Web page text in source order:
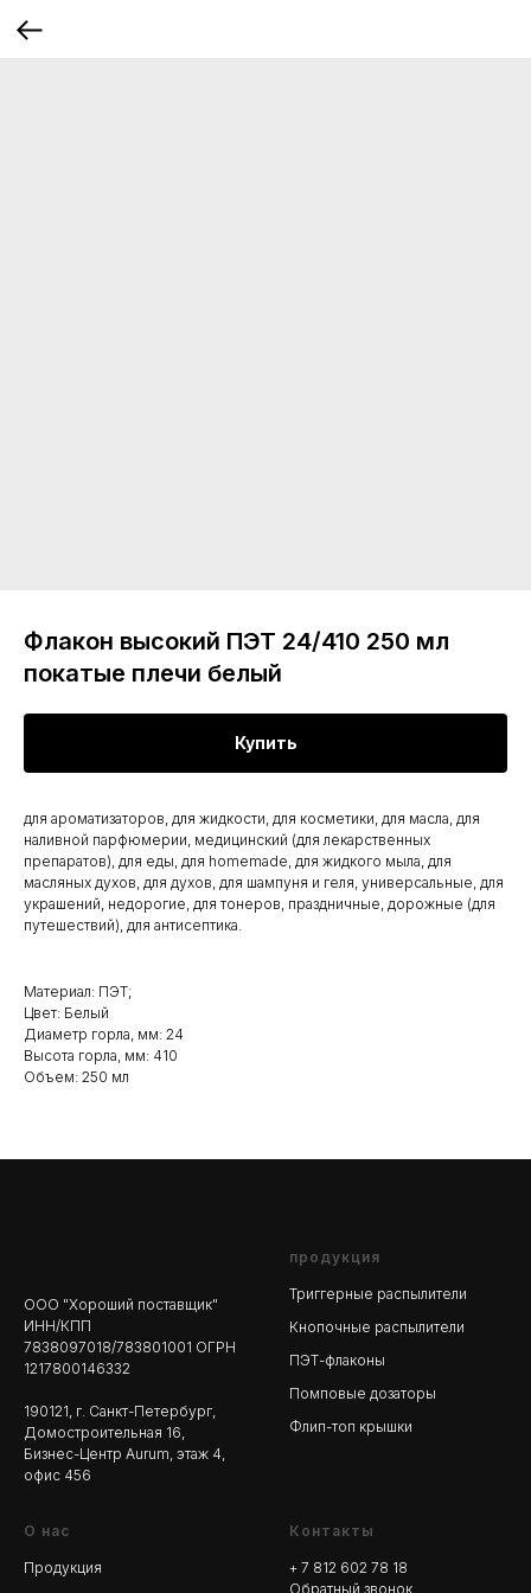
Флакон высокий ПЭТ 24/410 250 мл
покатые плечи белый
Купить
для ароматизаторов, для жидкости, для косметики, для масла, для
наливной парфюмерии, медицинский (для лекарственных
препаратов), для еды, для homemade, для жидкого мыла, для
масляных духов, для духов, для шампуня и геля, универсальные, для
украшений, недорогие, для тонеров, праздничные, дорожные (для
путешествий), для антисептика.
Материал: ПЭТ;
Цвет: Белый
Диаметр горла, мм: 24
Высота горла, мм: 410
Объем: 250 мл
ООО "Хороший поставщик"
ИНН/КПП
7838097018/783801001 ОГРН
1217800146332
190121, г. Санкт-Петербург,
Домостроительная 16,
Бизнес-Центр Aurum, этаж 4,
офис 456
продукция
Триггерные распылители
Кнопочные распылители
ПЭТ-флаконы
Помповые дозаторы
Флип-топ крышки
О нас
Продукция
Контакты
+ 7 812 602 78 18
Обратный звонок